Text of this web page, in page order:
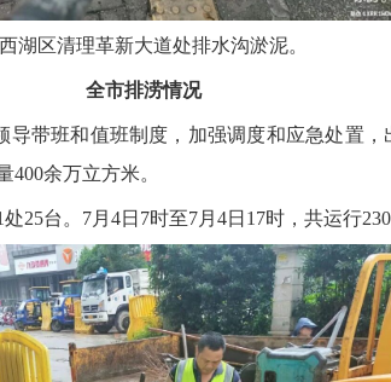
湖区清理革新大道处排水沟淤泥。
全市排涝情况
带班和值班制度，加强调度和应急处置
余万立方米。
25台。7月4日7时至7月4日17时，共运行